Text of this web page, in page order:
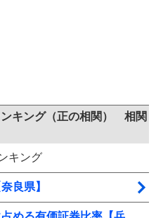
キング（正の相関） 相関
キング
良県】